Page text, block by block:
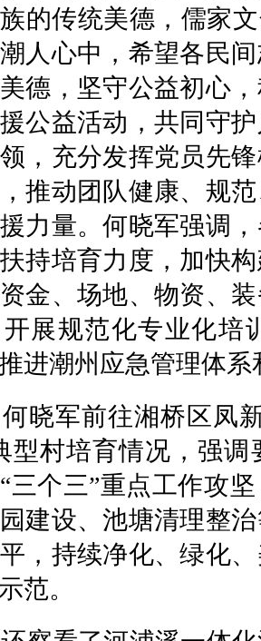
的传统美德，儒家
人心中，希望各民
德，坚守公益初心
公益活动，共同守
，充分发挥党员先
推动团队健康、规
力量。何晓军强调
持培育力度，加快
金、场地、物资、
展规范化专业化培
进潮州应急管理体
晓军前往湘桥区凤
型村培育情况，强
三个三”重点工作攻
建设、池塘清理整
，持续净化、绿化
范。